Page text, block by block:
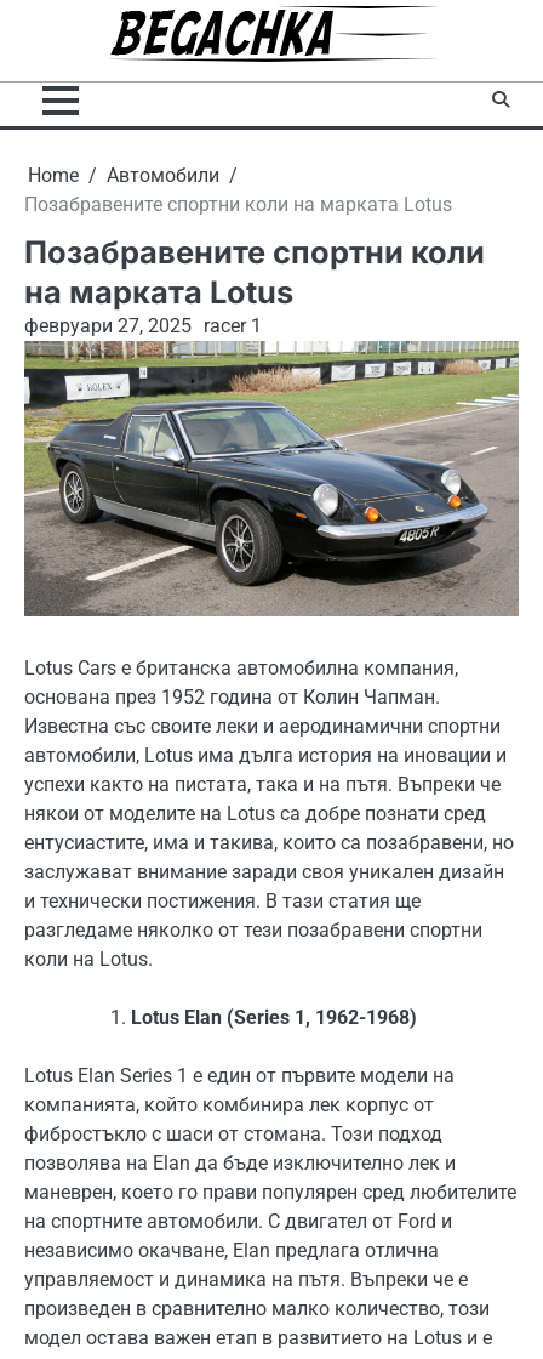
Home
Автомобили
Позабравените спортни коли на марката Lotus
Позабравените спортни коли
на марката Lotus
февруари 27, 2025 racer 1
Lotus Cars е британска автомобилна компания,
основана през 1952 година от Колин Чапман.
Известна със своите леки и аеродинамични спортни
автомобили, Lotus има дълга история на иновации и
успехи както на пистата, така и на пътя. Въпреки че
някои от моделите на Lotus са добре познати сред
ентусиастите, има и такива, които са позабравени, но
заслужават внимание заради своя уникален дизайн
и технически постижения. В тази статия ще
разгледаме няколко от тези позабравени спортни
коли на Lotus.
Lotus Elan (Series 1, 1962-1968)
Lotus Elan Series 1 е един от първите модели на
компанията, който комбинира лек корпус от
фибростъкло с шаси от стомана. Този подход
позволява на Elan да бъде изключително лек и
маневрен, което го прави популярен сред любителите
на спортните автомобили. С двигател от Ford и
независимо окачване, Elan предлага отлична
управляемост и динамика на пътя. Въпреки че е
произведен в сравнително малко количество, този
модел остава важен етап в развитието на Lotus и е